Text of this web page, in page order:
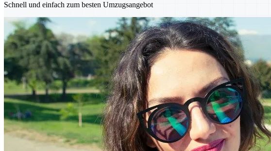
Schnell und einfach zum besten Umzugsangebot